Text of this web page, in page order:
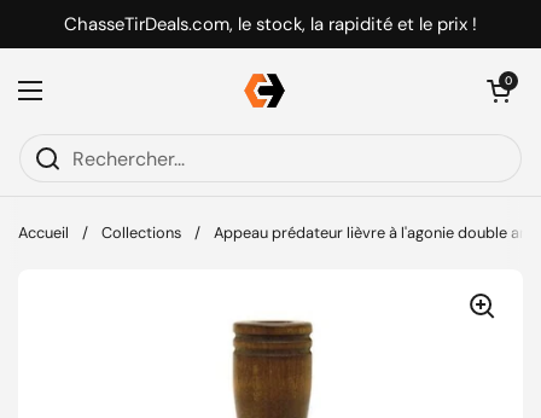
Passer au contenu
ChasseTirDeals.com, le stock, la rapidité et le prix !
Ouvrir le menu
Ouvrir le
0
Accueil / Collections / Appeau prédateur lièvre à l'agonie double